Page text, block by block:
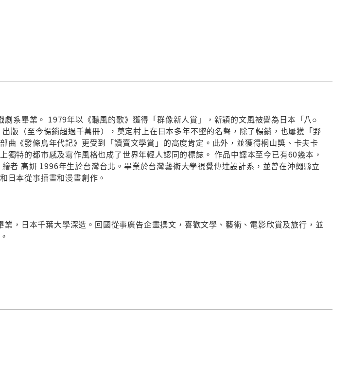
系畢業。 1979年以《聽風的歌》獲得「群像新人賞」，新穎的文風被譽為日本「八○
版（至今暢銷超過千萬冊），奠定村上在日本多年不墜的名聲，除了暢銷，也屢獲「野
曲《發條鳥年代記》更受到「讀賣文學賞」的高度肯定。此外，並獲得桐山獎、卡夫卡
獨特的都市感及寫作風格也成了世界年輕人認同的標誌。 作品中譯本至今已有60幾本，
者 高妍 1996年生於台灣台北。畢業於台灣藝術大學視覺傳達設計系，並曾在沖繩縣立
日本從事插畫和漫畫創作。
，日本千葉大學深造。回國從事廣告企畫撰文，喜歡文學、藝術、電影欣賞及旅行，並